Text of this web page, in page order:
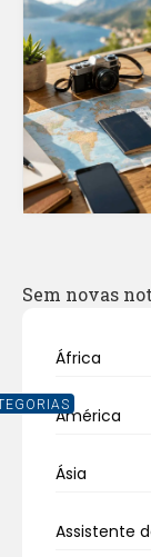
África
América
Ásia
Assistente
Sem novas